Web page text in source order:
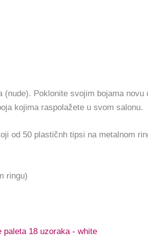
(nude). Poklonite svojim bojama
kojima raspolažete u svom salonu.
od 50 plastičnh tipsi na metalnom
ringu)